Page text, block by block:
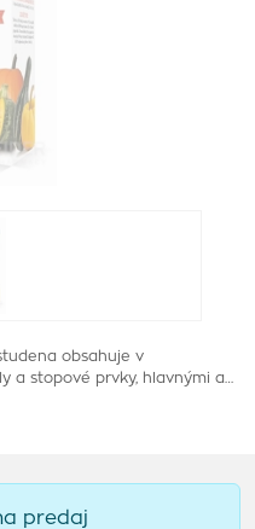
obsahuje v
a stopové prvky, hlavnými a…
predaj